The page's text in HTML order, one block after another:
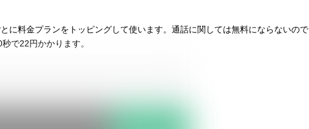
に料金プランをトッピングして使います。通話に関しては無料にならないので
で22円かかります。